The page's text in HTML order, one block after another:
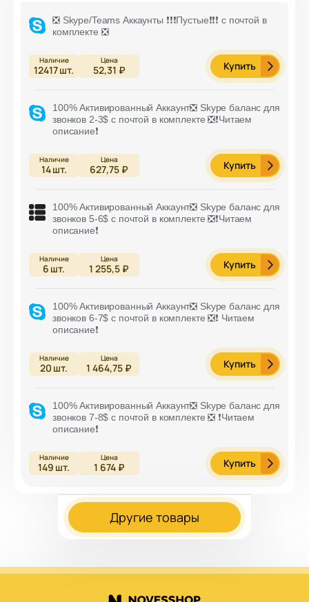
❎ Skype/Teams Аккаунты ❗️❗️❗️Пустые❗️❗️❗️ с почтой в
комплекте ❎
12417шт. 52,31 ₽ Купить
100% Активированный Аккаунт❎ Skype баланс для
звонков 2-3$ с почтой в комплекте ❎❗️Читаем
описание❗️
14шт. 627,75 ₽ Купить
100% Активированный Аккаунт❎ Skype баланс для
звонков 5-6$ с почтой в комплекте ❎❗️Читаем
описание❗️
6 шт. 1 255,5 ₽ Купить
100% Активированный Аккаунт❎ Skype баланс для
звонков 6-7$ с почтой в комплекте ❎❗️ Читаем
описание❗️
20 шт. 1 464,75 ₽ Купить
100% Активированный Аккаунт❎ Skype баланс для
звонков 7-8$ с почтой в комплекте ❎ ❗️Читаем
описание❗️
149 шт. 1 674 ₽ Купить
Другие товары